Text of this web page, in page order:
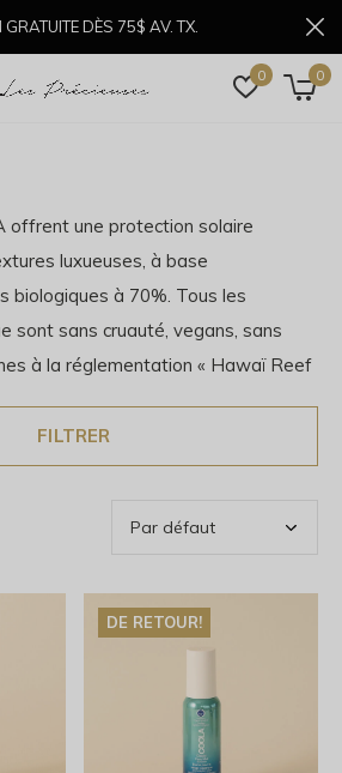
0 0
DÈS 75$ AV. TX.
offrent une protection solaire
luxueuses, à base
biologiques à 70%. Tous les
sont sans cruauté, vegans, sans
à la réglementation « Hawaï Reef
FILTRER
DE RETOUR!